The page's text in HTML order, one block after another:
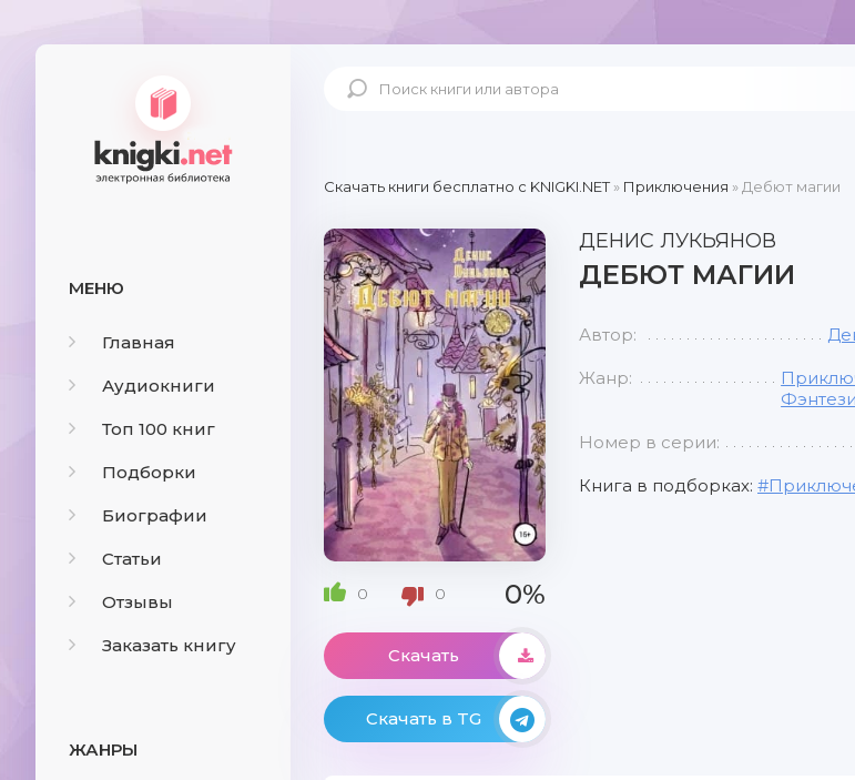
МЕНЮ
Главная
Аудиокниги
Топ 100 книг
Подборки
Биографии
Статьи
Отзывы
Заказать книгу
ЖАНРЫ
Скачать книги бесплатно c KNIGKI.NET» Приключения » Дебют магии
0 0 0%
Скачать
Скачать в TG
ДЕНИС ЛУКЬЯНОВ
ДЕБЮТ МАГИИ
Автор:
Жанр:
Фэнтези
Номер в серии:
Книга в подборках: